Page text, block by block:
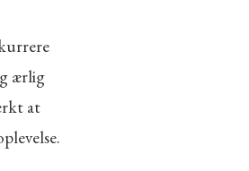
ærlig
at